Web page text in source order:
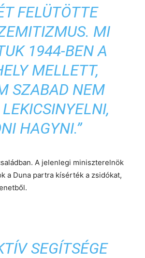
FELÜTÖTTE
MI
1944-BEN A
MELLETT,
SZABAD NEM
HAGYNI.”
A jelenlegi miniszterelnök
a Duna partra kísérték a zsidókat,
SEGÍTSÉGE